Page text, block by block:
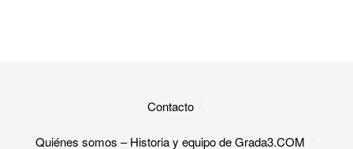
Contacto
Quiénes somos – Historia y equipo de Grada3.COM